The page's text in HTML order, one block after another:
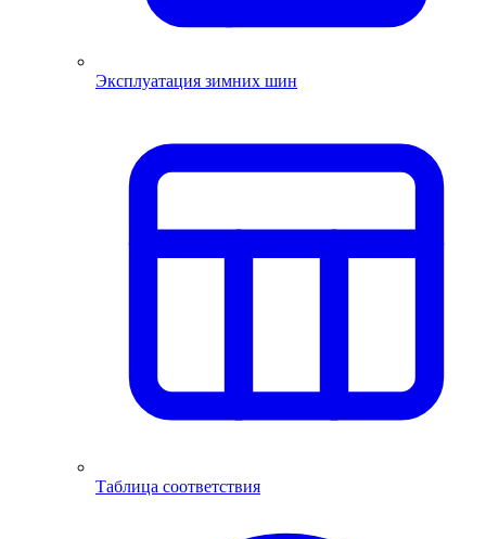
Эксплуатация зимних шин
Таблица соответствия